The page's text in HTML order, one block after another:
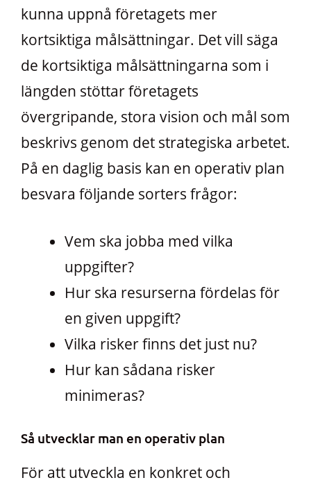
kunna uppnå företagets mer
kortsiktiga målsättningar. Det vill säga
de kortsiktiga målsättningarna som i
längden stöttar företagets
övergripande, stora vision och mål som
beskrivs genom det strategiska arbetet.
På en daglig basis kan en operativ plan
besvara följande sorters frågor:
Vem ska jobba med vilka
uppgifter?
Hur ska resurserna fördelas för
en given uppgift?
Vilka risker finns det just nu?
Hur kan sådana risker
minimeras?
Så utvecklar man en operativ plan
För att utveckla en konkret och